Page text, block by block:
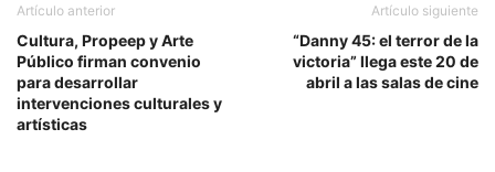
Artículo anterior
Cultura, Propeep y Arte
Público firman convenio
para desarrollar
intervenciones culturales y
artísticas
Artículo siguiente
“Danny 45: el terror de la
victoria” llega este 20 de
abril a las salas de cine